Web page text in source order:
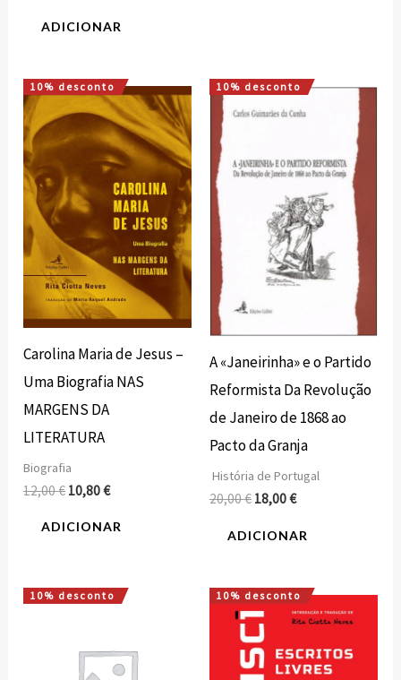
ADICIONAR
10% desconto
Carolina Maria de Jesus –
Uma Biografia NAS
MARGENS DA
LITERATURA
Biografia
12,00€
O
preço
original
era:
12,00 €.
10,80€
O
preço
atual
é:
10,80 €.
ADICIONAR
10% desconto
A «Janeirinha» e o Partido
Reformista Da Revolução
de Janeiro de 1868 ao
Pacto da Granja
História de Portugal
20,00€
O
preço
20,00 €.
18,00€
O
preço
18,00 €.
ADICIONAR
10% desconto
O
era:
12,00 €.
O
é:
10,80 €.
10% desconto
O
preço
original
era:
15,00 €.
O
preço
é:
13,50 €.